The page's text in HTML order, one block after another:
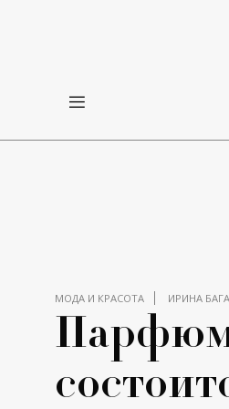
МОДА И КРАСОТА ИРИНА